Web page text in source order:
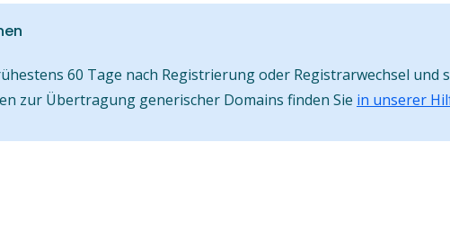
60 Tage nach Registrierung oder Registrarwechsel und
zur Übertragung generischer Domains finden Sie in unserer